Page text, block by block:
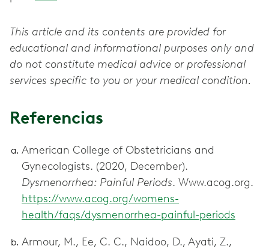
This article and its contents are provided for
educational and informational purposes only and
do not constitute medical advice or professional
services specific to you or your medical condition.
Referencias
American College of Obstetricians and
Gynecologists. (2020, December).
Dysmenorrhea: Painful Periods. Www.acog.org.
https://www.acog.org/womens-
health/faqs/dysmenorrhea-painful-periods
Armour, M., Ee, C. C., Naidoo, D., Ayati, Z.,